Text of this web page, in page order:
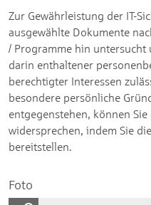
Zur Gewährleistung der IT-
ausgewählte Dokumente
/ Programme hin untersucht
darin enthaltener
berechtigter Interessen
besondere persönliche
entgegenstehen, können
widersprechen, indem Sie
bereitstellen.
Foto